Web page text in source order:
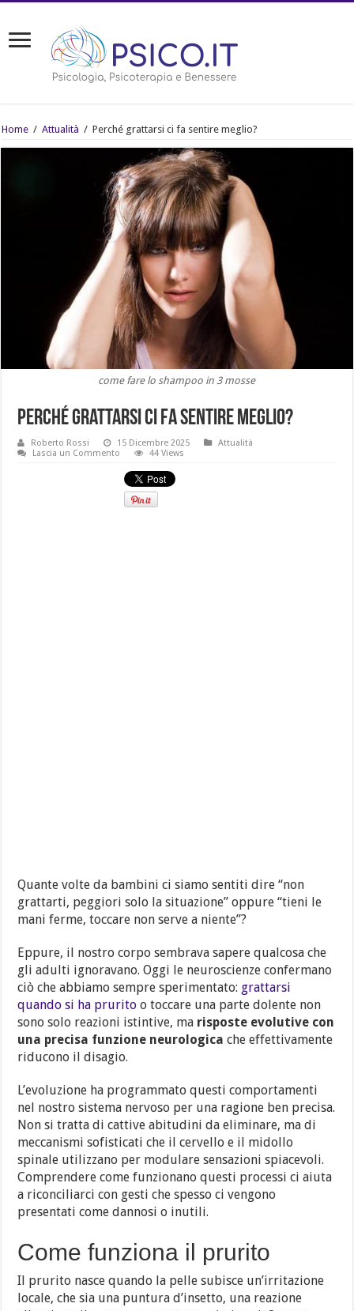
Home / Attualità / Perché grattarsi ci fa sentire meglio?
come fare lo shampoo in 3 mosse
Perché grattarsi ci fa sentire meglio?
Roberto Rossi 15 Dicembre 2025
Attualità
Lascia un Commento
44 Views
Quante volte da bambini ci siamo sentiti dire “non
grattarti, peggiori solo la situazione” oppure “tieni le
mani ferme, toccare non serve a niente”?
Eppure, il nostro corpo sembrava sapere qualcosa che
gli adulti ignoravano. Oggi le neuroscienze confermano
ciò che abbiamo sempre sperimentato: grattarsi
quando si ha prurito o toccare una parte dolente non
sono solo reazioni istintive, ma risposte evolutive con
una precisa funzione neurologica che effettivamente
riducono il disagio.
L’evoluzione ha programmato questi comportamenti
nel nostro sistema nervoso per una ragione ben precisa.
Non si tratta di cattive abitudini da eliminare, ma di
meccanismi sofisticati che il cervello e il midollo
spinale utilizzano per modulare sensazioni spiacevoli.
Comprendere come funzionano questi processi ci aiuta
a riconciliarci con gesti che spesso ci vengono
presentati come dannosi o inutili.
Come funziona il prurito
Il prurito nasce quando la pelle subisce un’irritazione
locale, che sia una puntura d’insetto, una reazione